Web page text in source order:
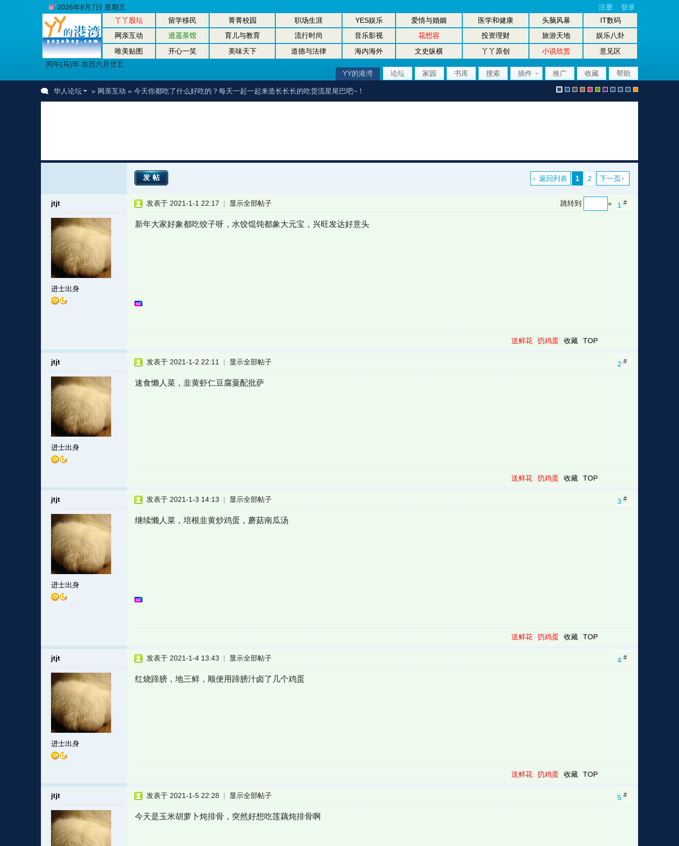
丫丫股坛 留学移民 菁菁校园 职场生涯 YES娱乐 爱情与婚姻 医学和健康 头脑风暴
IT数码
网亲互动
逍遥茶馆 育儿与教育 流行时尚 音乐影视 花想容 投资理财 旅游天地
娱乐八卦
唯美贴图
开心一笑 美味天下 道德与法律 海内海外 文史纵横 丫丫原创 小说欣赏
意见区
丙午(马)年 农历六月廿五
2026年8月7日 星期五 注册 登录
YY的港湾 论坛 家园 书库 搜索 插件 推广 收藏 帮助
认l r r i r u 坛大坛机
华人论坛 » 网亲互动 » 今天你都吃了什么好吃的？每天一起一起来造长长长的吃货流星尾巴吧~！
1 2 下一页
返回列表
发帖
jtjt
进士出身
1 #
跳转到 »
发表于 2021-1-1 22:17 | 显示全部帖子
新年大家好象都吃饺子呀，水饺馄饨都象大元宝，兴旺发达好意头
送鲜花 扔鸡蛋 收藏 TOP
jtjt
进士出身
2 #
发表于 2021-1-2 22:11 | 显示全部帖子
速食懒人菜，韭黄虾仁豆腐羹配批萨
送鲜花 扔鸡蛋 收藏 TOP
jtjt
进士出身
3 #
发表于 2021-1-3 14:13 | 显示全部帖子
继续懒人菜，培根韭黄炒鸡蛋，蘑菇南瓜汤
送鲜花 扔鸡蛋 收藏 TOP
jtjt
进士出身
4 #
发表于 2021-1-4 13:43 | 显示全部帖子
红烧蹄膀，地三鲜，顺便用蹄膀汁卤了几个鸡蛋
送鲜花 扔鸡蛋 收藏 TOP
jtjt 5 #
发表于 2021-1-5 22:28 | 显示全部帖子
今天是玉米胡萝卜炖排骨，突然好想吃莲藕炖排骨啊